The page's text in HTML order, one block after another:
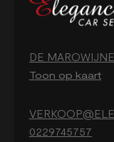
DE
Toon op kaart
0229745757